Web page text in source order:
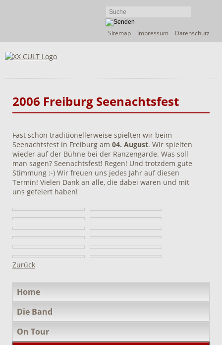
Navigation
Sitemap Impressum Datenschutz
2006 Freiburg Seenachtsfest
Fast schon traditionellerweise spielten wir beim
Seenachtsfest in Freiburg am 04. August. Wir spielten
wieder auf der Bühne bei der Ranzengarde. Was soll
man sagen? Seenachtsfest! Regen! Und trotzdem gute
Stimmung :-) Wir freuen uns jedes Jahr auf diesen
Termin! Vielen Dank an alle, die dabei waren und mit
uns gefeiert haben!
Zurück
überspringen
Home
Die Band
On Tour